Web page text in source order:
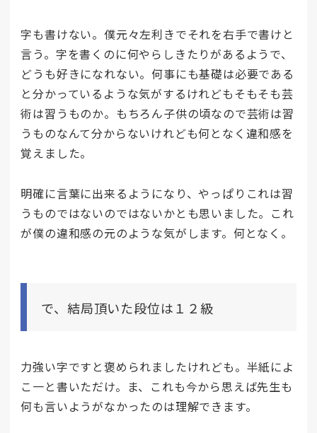
字も書けない。僕元々左利きでそれを右手で書けと
言う。字を書くのに何やらしきたりがあるようで、
どうも好きになれない。何事にも基礎は必要である
と分かっているような気がするけれどもそもそも芸
術は習うものか。もちろん子供の頃なので芸術は習
うものなんて分からないけれども何となく違和感を
覚えました。
明確に言葉に出来るようになり、やっぱりこれは習
うものではないのではないかとも思いました。これ
が僕の違和感の元のような気がします。何となく。
で、結局頂いた段位は１２級
力強い字ですと褒められましたけれども。半紙によ
こ一と書いただけ。ま、これも今から思えば先生も
何も言いようがなかったのは理解できます。